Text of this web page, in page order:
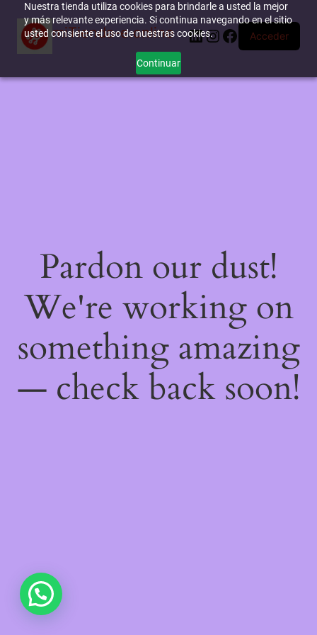
Nuestra tienda utiliza cookies para brindarle a usted la mejor
y más relevante experiencia. Si continua navegando en el sitio
usted consiente el uso de nuestras cookies.
Continuar
miTienda-e.online LinkedIn
Instagram
Facebook
Acceder
Pardon our dust!
We're working on
something amazing
— check back soon!